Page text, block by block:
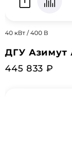
40 кВт / 400 В
ДГУ Азимут
445 833 ₽